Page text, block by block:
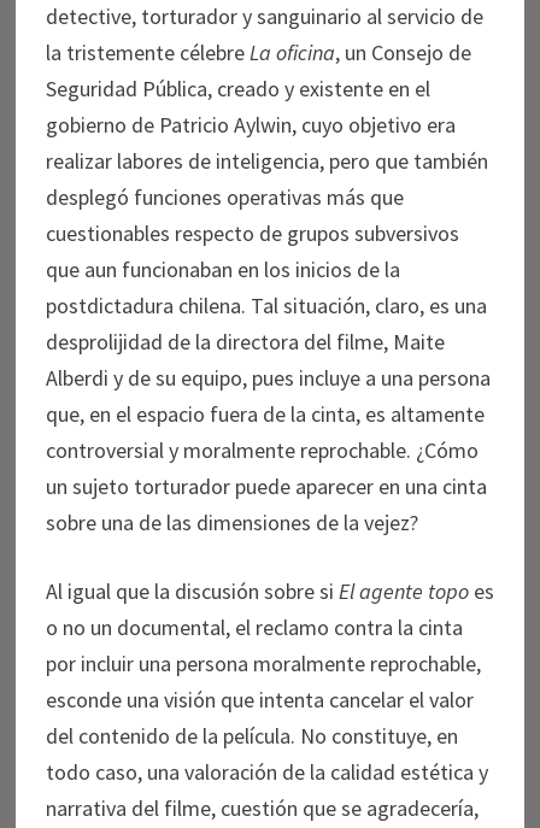
detective, torturador y sanguinario al servicio de
la tristemente célebre La oficina, un Consejo de
Seguridad Pública, creado y existente en el
gobierno de Patricio Aylwin, cuyo objetivo era
realizar labores de inteligencia, pero que también
desplegó funciones operativas más que
cuestionables respecto de grupos subversivos
que aun funcionaban en los inicios de la
postdictadura chilena. Tal situación, claro, es una
desprolijidad de la directora del filme, Maite
Alberdi y de su equipo, pues incluye a una persona
que, en el espacio fuera de la cinta, es altamente
controversial y moralmente reprochable. ¿Cómo
un sujeto torturador puede aparecer en una cinta
sobre una de las dimensiones de la vejez?
Al igual que la discusión sobre si El agente topoes
o no un documental, el reclamo contra la cinta
por incluir una persona moralmente reprochable,
esconde una visión que intenta cancelar el valor
del contenido de la película. No constituye, en
todo caso, una valoración de la calidad estética y
narrativa del filme, cuestión que se agradecería,